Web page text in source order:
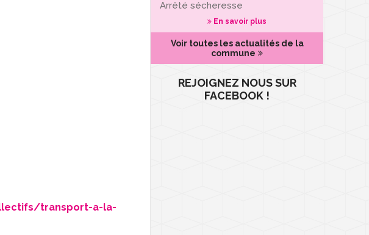
transport-a-la-
Arrêté sécheresse
En savoir plus
Voir toutes les actualités de la
commune
REJOIGNEZ NOUS SUR
FACEBOOK !